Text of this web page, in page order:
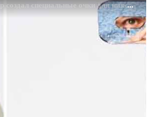
специальные очки для низких людей